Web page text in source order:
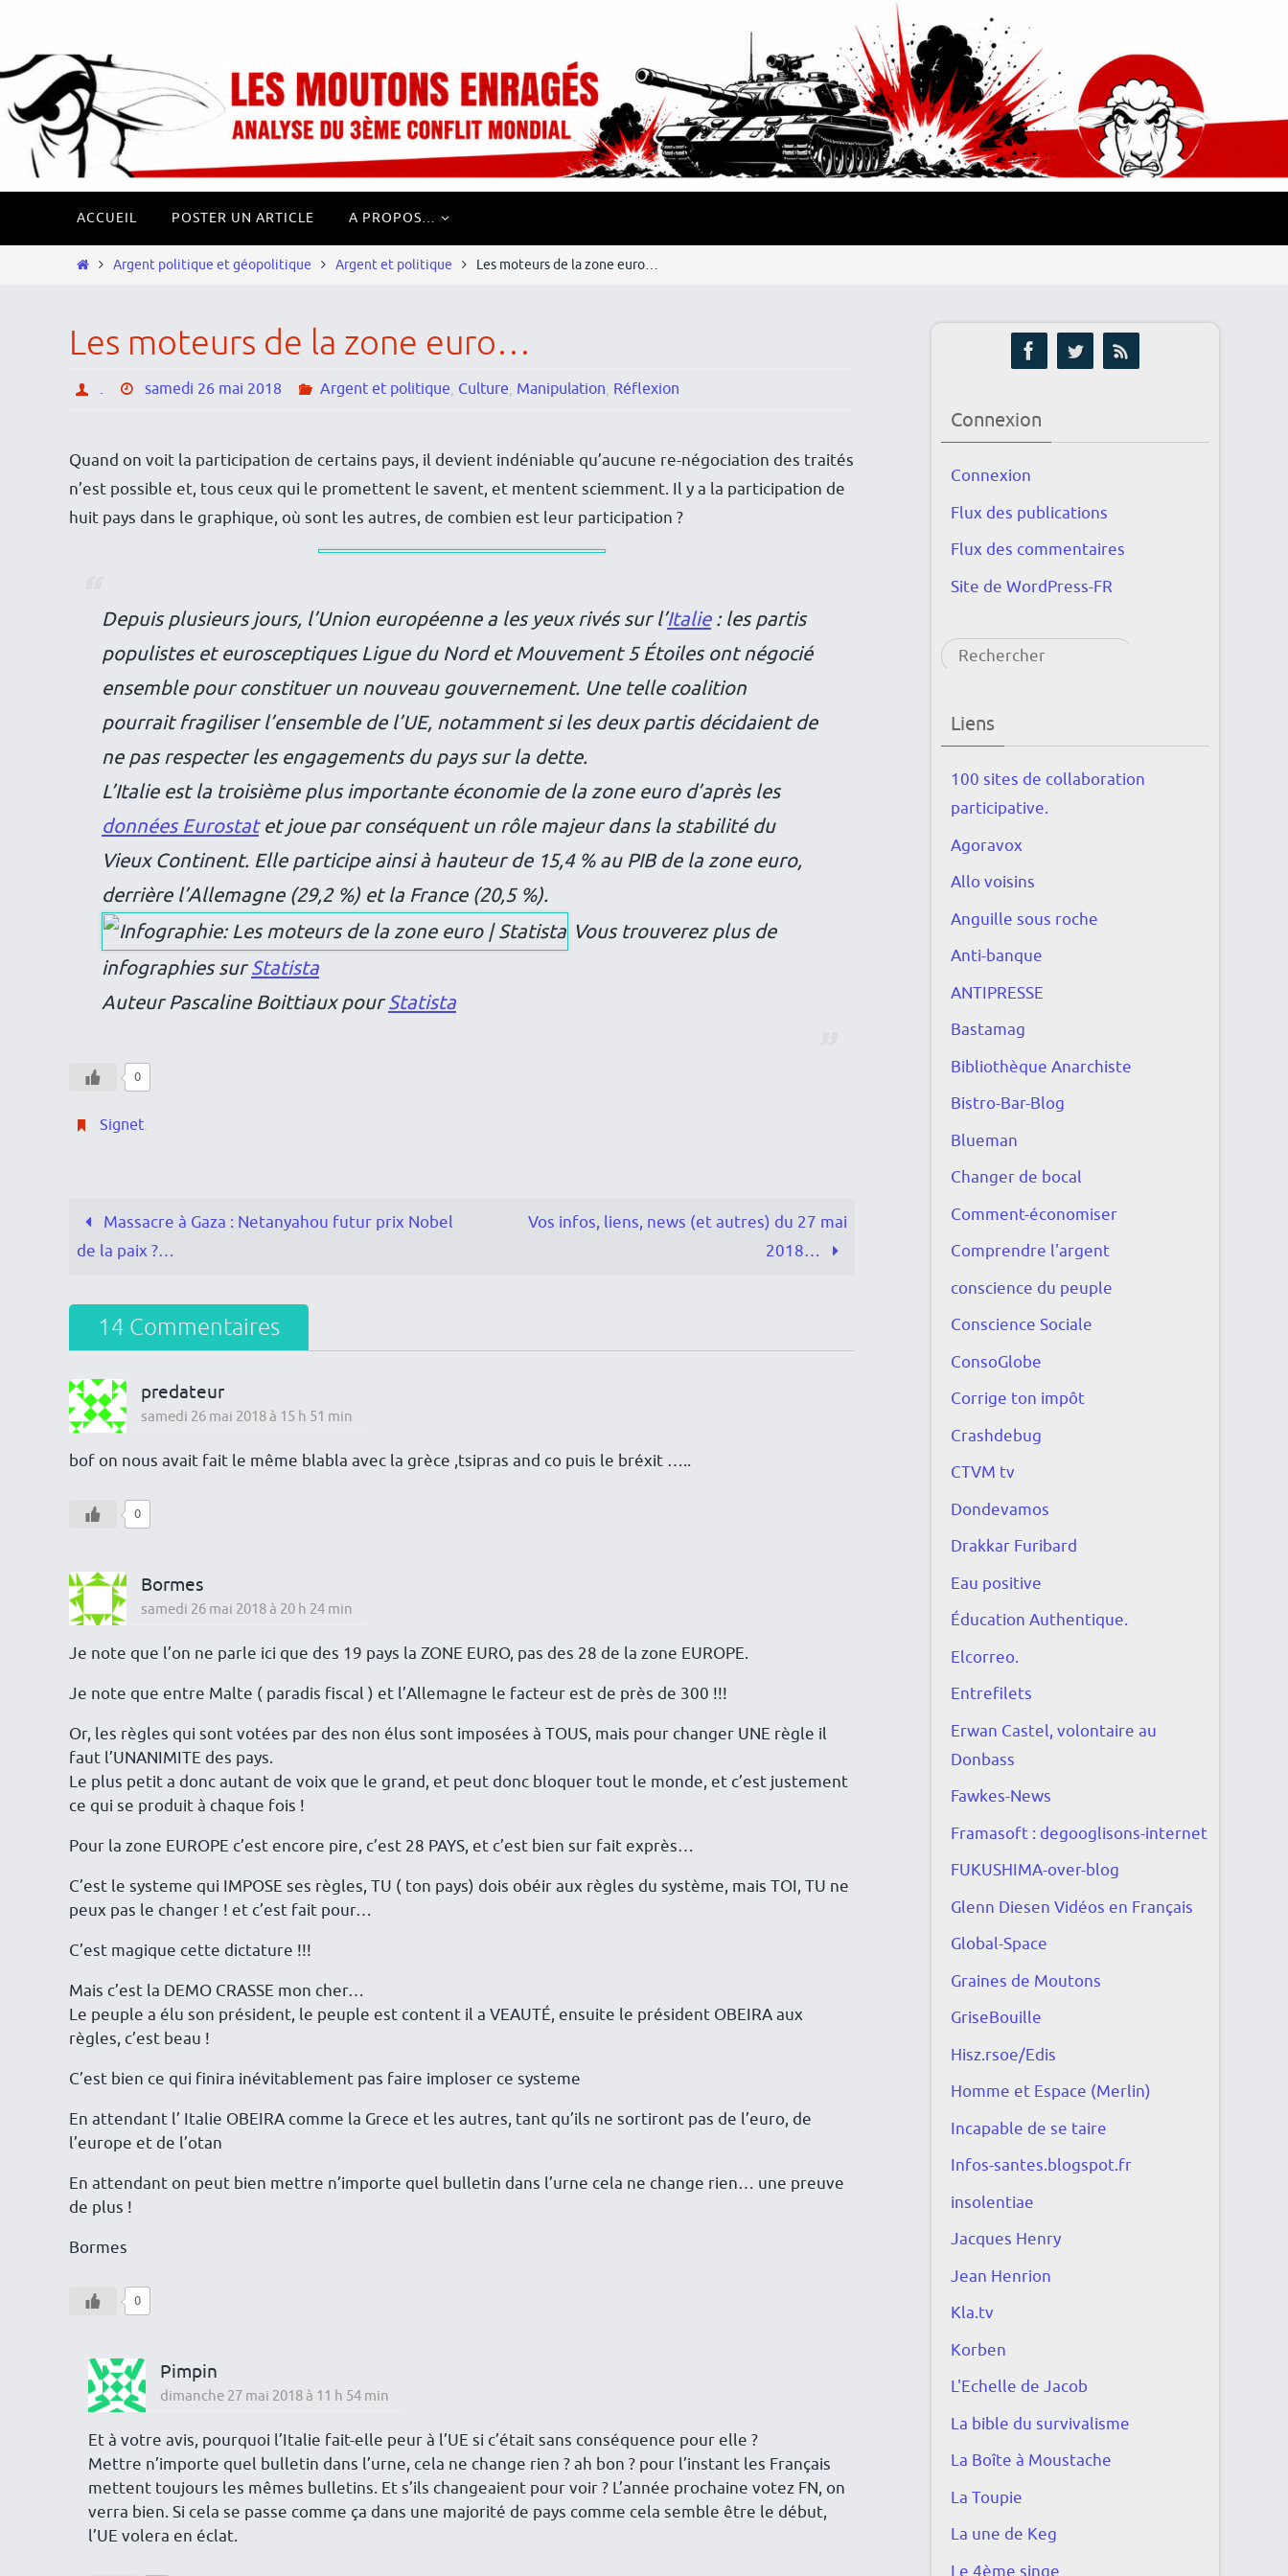
le
contenu
le
ACCUEIL POSTER UN ARTICLE A PROPOS…
HomeArgent politique et géopolitique Argent et politique Les moteurs de la zone euro…
Les moteurs de la zone euro…
. samedi 26 mai 2018 Argent et politique, Culture, Manipulation, Réflexion
Quand on voit la participation de certains pays, il devient indéniable qu’aucune re-négociation des traités
n’est possible et, tous ceux qui le promettent le savent, et mentent sciemment. Il y a la participation de
huit pays dans le graphique, où sont les autres, de combien est leur participation ?
Depuis plusieurs jours, l’Union européenne a les yeux rivés sur l’Italie: les partis
populistes et eurosceptiques Ligue du Nord et Mouvement 5 Étoiles ont négocié
ensemble pour constituer un nouveau gouvernement. Une telle coalition
pourrait fragiliser l’ensemble de l’UE, notamment si les deux partis décidaient de
ne pas respecter les engagements du pays sur la dette.
L’Italie est la troisième plus importante économie de la zone euro d’après les
données Eurostatet joue par conséquent un rôle majeur dans la stabilité du
Vieux Continent. Elle participe ainsi à hauteur de 15,4 % au PIB de la zone euro,
derrière l’Allemagne (29,2 %) et la France (20,5 %).
Vous trouverez plus de
infographies surStatista
Auteur Pascaline Boittiaux pourStatista
0
Signet.
Massacre à Gaza : Netanyahou futur prix Nobel
de la paix ?…
Vos infos, liens, news (et autres) du 27 mai
2018…
14 Commentaires
predateur
samedi 26 mai 2018 à 15 h 51 min
bof on nous avait fait le même blabla avec la grèce ,tsipras and co puis le bréxit …..
0
Bormes
samedi 26 mai 2018 à 20 h 24 min
Je note que l’on ne parle ici que des 19 pays la ZONE EURO, pas des 28 de la zone EUROPE.
Je note que entre Malte ( paradis fiscal ) et l’Allemagne le facteur est de près de 300 !!!
Or, les règles qui sont votées par des non élus sont imposées à TOUS, mais pour changer UNE règle il
faut l’UNANIMITE des pays.
Le plus petit a donc autant de voix que le grand, et peut donc bloquer tout le monde, et c’est justement
ce qui se produit à chaque fois !
Pour la zone EUROPE c’est encore pire, c’est 28 PAYS, et c’est bien sur fait exprès…
C’est le systeme qui IMPOSE ses règles, TU ( ton pays) dois obéir aux règles du système, mais TOI, TU ne
peux pas le changer ! et c’est fait pour…
C’est magique cette dictature !!!
Mais c’est la DEMO CRASSE mon cher…
Le peuple a élu son président, le peuple est content il a VEAUTÉ, ensuite le président OBEIRA aux
règles, c’est beau !
C’est bien ce qui finira inévitablement pas faire imploser ce systeme
En attendant l’ Italie OBEIRA comme la Grece et les autres, tant qu’ils ne sortiront pas de l’euro, de
l’europe et de l’otan
En attendant on peut bien mettre n’importe quel bulletin dans l’urne cela ne change rien… une preuve
de plus !
Bormes
0
Pimpin
dimanche 27 mai 2018 à 11 h 54 min
Et à votre avis, pourquoi l’Italie fait-elle peur à l’UE si c’était sans conséquence pour elle ?
Mettre n’importe quel bulletin dans l’urne, cela ne change rien ? ah bon ? pour l’instant les Français
mettent toujours les mêmes bulletins. Et s’ils changeaient pour voir ? L’année prochaine votez FN, on
verra bien. Si cela se passe comme ça dans une majorité de pays comme cela semble être le début,
l’UE volera en éclat.
Connexion
Connexion
Flux des publications
Flux des commentaires
Site de WordPress-FR
Rechercher
Liens
100 sites de collaboration
participative.
Agoravox
Allo voisins
Anguille sous roche
Anti-banque
ANTIPRESSE
Bastamag
Bibliothèque Anarchiste
Bistro-Bar-Blog
Blueman
Changer de bocal
Comment-économiser
Comprendre l'argent
conscience du peuple
Conscience Sociale
ConsoGlobe
Corrige ton impôt
Crashdebug
CTVM tv
Dondevamos
Drakkar Furibard
Eau positive
Éducation Authentique.
Elcorreo.
Entrefilets
Erwan Castel, volontaire au
Donbass
Fawkes-News
Framasoft : degooglisons-internet
FUKUSHIMA-over-blog
Glenn Diesen Vidéos en Français
Global-Space
Graines de Moutons
GriseBouille
Hisz.rsoe/Edis
Homme et Espace (Merlin)
Incapable de se taire
Infos-santes.blogspot.fr
insolentiae
Jacques Henry
Jean Henrion
Kla.tv
Korben
L'Echelle de Jacob
La bible du survivalisme
La Boîte à Moustache
La Toupie
La une de Keg
Le 4ème singe